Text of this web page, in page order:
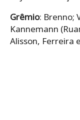
Grêmio: Brenno;
Kannemann
Alisson, Ferreira